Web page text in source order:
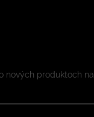
nových produktoch na